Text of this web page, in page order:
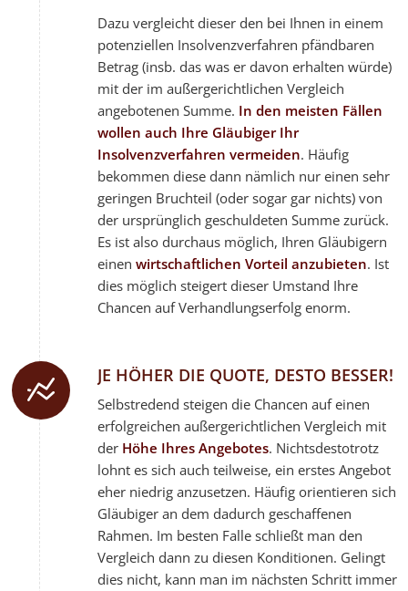
Dazu vergleicht dieser den bei Ihnen in einem
potenziellen Insolvenzverfahren pfändbaren
Betrag (insb. das was er davon erhalten würde)
mit der im außergerichtlichen Vergleich
angebotenen Summe. In den meisten Fällen
wollen auch Ihre Gläubiger Ihr
Insolvenzverfahren vermeiden. Häufig
bekommen diese dann nämlich nur einen sehr
geringen Bruchteil (oder sogar gar nichts) von
der ursprünglich geschuldeten Summe zurück.
Es ist also durchaus möglich, Ihren Gläubigern
einenwirtschaftlichen Vorteil anzubieten. Ist
dies möglich steigert dieser Umstand Ihre
Chancen auf Verhandlungserfolg enorm.
JE HÖHER DIE QUOTE, DESTO BESSER!
Selbstredend steigen die Chancen auf einen
erfolgreichen außergerichtlichen Vergleich mit
der Höhe Ihres Angebotes. Nichtsdestotrotz
lohnt es sich auch teilweise, ein erstes Angebot
eher niedrig anzusetzen. Häufig orientieren sich
Gläubiger an dem dadurch geschaffenen
Rahmen. Im besten Falle schließt man den
Vergleich dann zu diesen Konditionen. Gelingt
dies nicht, kann man im nächsten Schritt immer